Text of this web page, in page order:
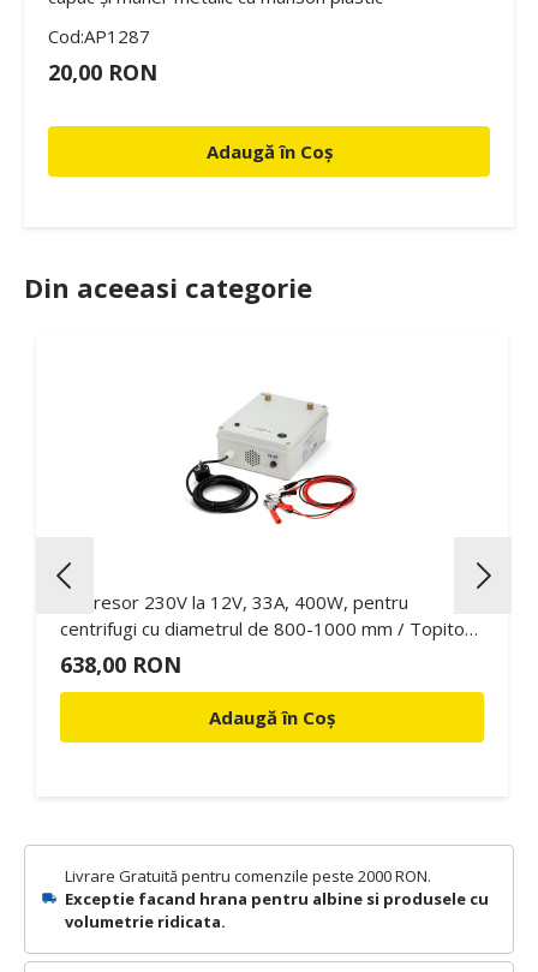
Livrare Gratuită pentru comenzile peste 2000 RON.
Exceptie facand hrana pentru albine si produsele cu
volumetrie ridicata.
Cod:AP1287
20,00 RON
Adaugă în Coș
Din aceeasi categorie
Redresor 230V la 12V, 33A, 400W, pentru
centrifugi cu diametrul de 800-1000 mm / Topitor
de faguri in rame
638,00 RON
Adaugă în Coș